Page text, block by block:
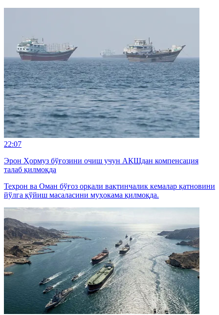
22:07
Эрон Ҳормуз бўғозини очиш учун АҚШдан компенсация
талаб қилмоқда
Теҳрон ва Оман бўғоз орқали вақтинчалик кемалар қатновини
йўлга қўйиш масаласини муҳокама қилмоқда.